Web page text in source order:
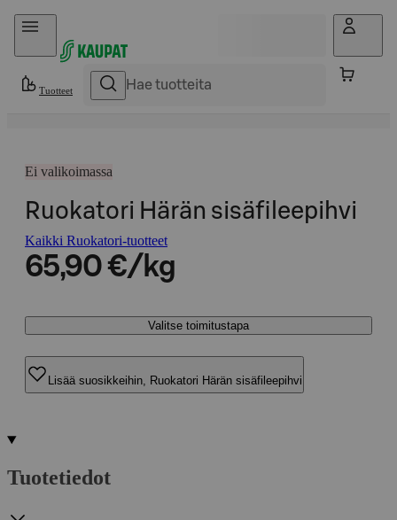
Hyppää sisältöön
Tuotteet
Ei valikoimassa
Ruokatori Härän sisäfileepihvi
Kaikki Ruokatori-tuotteet
65,90 €/kg
Valitse toimitustapa
Lisää suosikkeihin, Ruokatori Härän sisäfileepihvi
Tuotetiedot